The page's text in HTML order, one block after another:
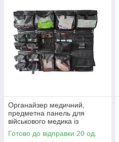
Органайзер медичний,
предметна панель для
військового медика із
прозорими кишенями
Варіант 1+2+3 Стохід
Готово до відправки 20 од.